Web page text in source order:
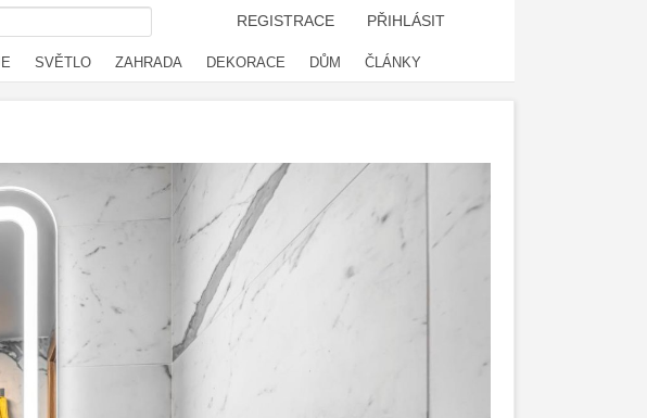
REGISTRACE PŘIHLÁSIT
SVĚTLO ZAHRADA DEKORACE DŮM ČLÁNKY